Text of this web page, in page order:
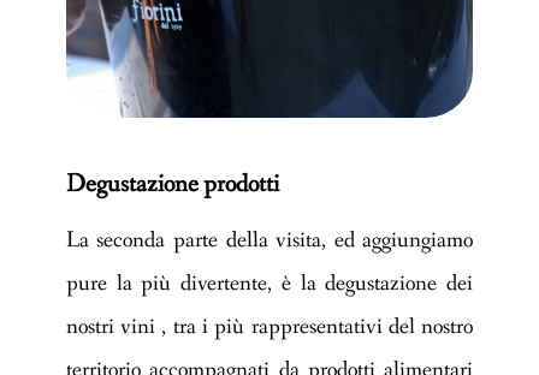
Degustazione prodotti
La seconda parte della visita, ed aggiungiamo
pure la più divertente, è la degustazione dei
nostri vini , tra i più rappresentativi del nostro